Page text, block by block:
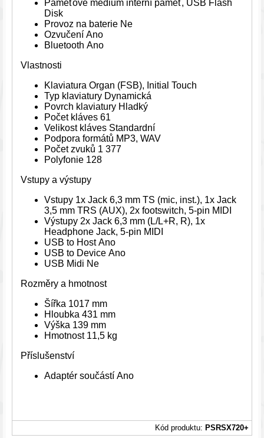
Paměťové médium interní paměť, USB Flash
Disk
Provoz na baterie Ne
Ozvučení Ano
Bluetooth Ano
Vlastnosti
Klaviatura Organ (FSB), Initial Touch
Typ klaviatury Dynamická
Povrch klaviatury Hladký
Počet kláves 61
Velikost kláves Standardní
Podpora formátů MP3, WAV
Počet zvuků 1 377
Polyfonie 128
Vstupy a výstupy
Vstupy 1x Jack 6,3 mm TS (mic, inst.), 1x Jack
3,5 mm TRS (AUX), 2x footswitch, 5-pin MIDI
Výstupy 2x Jack 6,3 mm (L/L+R, R), 1x
Headphone Jack, 5-pin MIDI
USB to Host Ano
USB to Device Ano
USB Midi Ne
Rozměry a hmotnost
Šířka 1017 mm
Hloubka 431 mm
Výška 139 mm
Hmotnost 11,5 kg
Příslušenství
Adaptér součástí Ano
Kód produktu: PSRSX720+